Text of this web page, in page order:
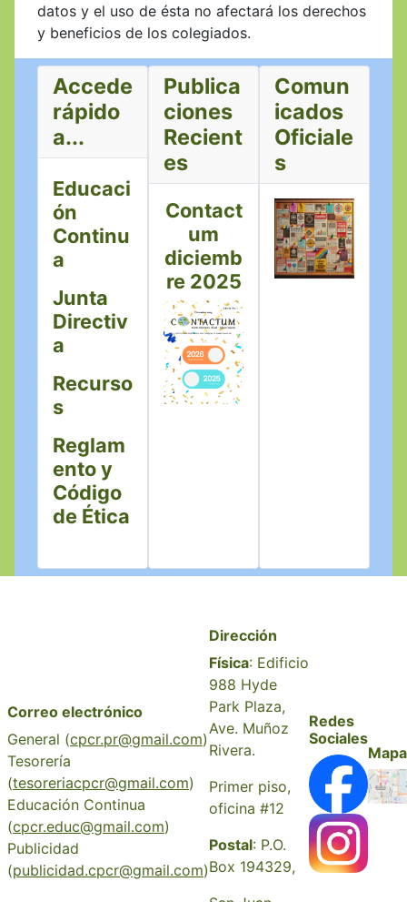
datos y el uso de ésta no afectará los derechos
y beneficios de los colegiados.
Accede
rápido
a...
Educaci
ón
Continu
a
Junta
Directiv
a
Recurso
s
Reglam
ento y
Código
de Ética
Publica
ciones
Recient
es
Contact
um
diciemb
re 2025
Comun
icados
Oficiale
s
Correo electrónico
General (cpcr.pr@gmail.com)
Tesorería
(tesoreriacpcr@gmail.com)
Educación Continua
(cpcr.educ@gmail.com)
Publicidad
(publicidad.cpcr@gmail.com)
Dirección
Física: Edificio
988 Hyde
Park Plaza,
Ave. Muñoz
Rivera.
Primer piso,
oficina #12
Postal: P.O.
Box 194329,
Redes
Sociales
Mapa